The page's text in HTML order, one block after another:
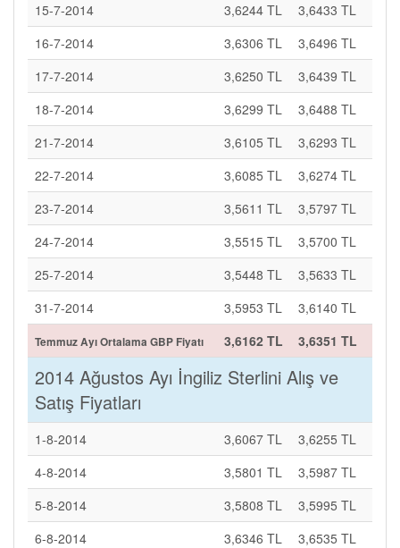
15-7-2014
3,6244 TL
3,6433 TL
16-7-2014
3,6306 TL
3,6496 TL
17-7-2014
3,6250 TL
3,6439 TL
18-7-2014
3,6299 TL
3,6488 TL
21-7-2014
3,6105 TL
3,6293 TL
22-7-2014
3,6085 TL
3,6274 TL
23-7-2014
3,5611 TL
3,5797 TL
24-7-2014
3,5515 TL
3,5700 TL
25-7-2014
3,5448 TL
3,5633 TL
31-7-2014
3,5953 TL 3,6140 TL
Temmuz Ayı Ortalama GBP Fiyatı 3,6162 TL 3,6351 TL
2014 Ağustos Ayı İngiliz Sterlini Alış ve
Satış Fiyatları
1-8-2014 3,6067 TL
3,6255 TL
4-8-2014
3,5801 TL
3,5987 TL
5-8-2014
3,5808 TL
3,5995 TL
6-8-2014
3,6346 TL
3,6535 TL